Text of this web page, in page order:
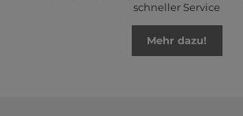
schneller Service
Mehr dazu!